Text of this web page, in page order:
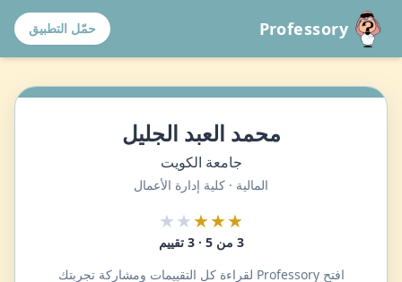
Professory حمّل التطبيق
محمد العبد الجليل
جامعة الكويت
المالية · كلية إدارة الأعمال
★★★
★★
3 من 5 · 3 تقييم
افتح Professory لقراءة كل التقييمات ومشاركة تجربتك